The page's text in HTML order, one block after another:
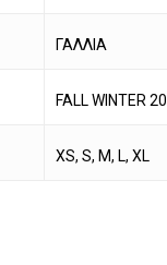
ΓΑΛΛΙΑ
FALL WINTER
XS, S, M, L, XL